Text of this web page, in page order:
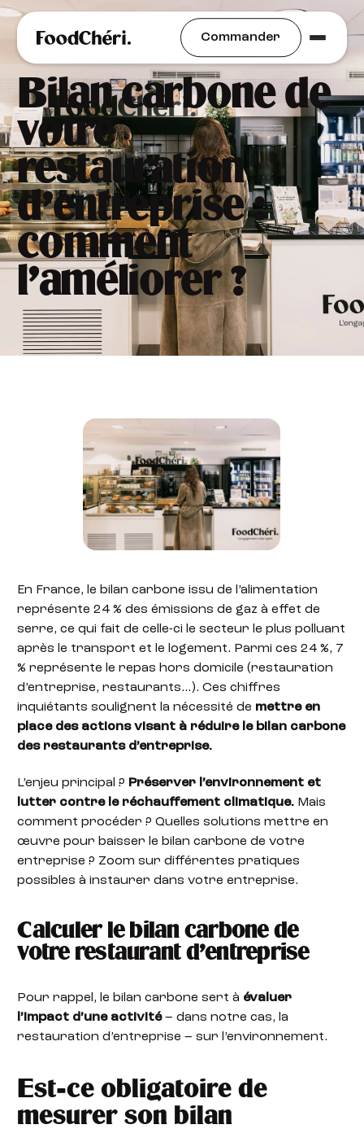
Commander
Alimentation Durable
Bilan carbone de
votre
restauration
d’entreprise :
comment
l’améliorer ?
En France, le bilan carbone issu de l’alimentation
représente 24 % des émissions de gaz à effet de
serre, ce qui fait de celle-ci le secteur le plus polluant
après le transport et le logement. Parmi ces 24 %, 7
% représente le repas hors domicile (restauration
d’entreprise, restaurants…). Ces chiffres
inquiétants soulignent la nécessité de mettre en
place des actions visant à réduire le bilan carbone
des restaurants d’entreprise.
L’enjeu principal ? Préserver l’environnement et
lutter contre le réchauffement climatique. Mais
comment procéder ? Quelles solutions mettre en
œuvre pour baisser le bilan carbone de votre
entreprise ? Zoom sur différentes pratiques
possibles à instaurer dans votre entreprise.
Calculer le bilan carbone de
votre restaurant d’entreprise
Pour rappel, le bilan carbone sert à évaluer
l’impact d’une activité– dans notre cas, la
restauration d’entreprise – sur l’environnement.
Est-ce obligatoire de
mesurer son bilan